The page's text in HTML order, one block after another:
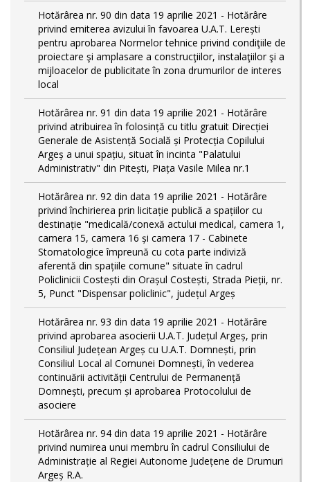
Hotărârea nr. 90 din data 19 aprilie 2021 - Hotărâre
privind emiterea avizului în favoarea U.A.T. Lerești
pentru aprobarea Normelor tehnice privind condiţiile de
proiectare şi amplasare a construcţiilor, instalaţiilor şi a
mijloacelor de publicitate în zona drumurilor de interes
local
Hotărârea nr. 91 din data 19 aprilie 2021 - Hotărâre
privind atribuirea în folosință cu titlu gratuit Direcției
Generale de Asistență Socială și Protecția Copilului
Argeș a unui spațiu, situat în incinta "Palatului
Administrativ" din Pitești, Piața Vasile Milea nr.1
Hotărârea nr. 92 din data 19 aprilie 2021 - Hotărâre
privind închirierea prin licitație publică a spațiilor cu
destinație "medicală/conexă actului medical, camera 1,
camera 15, camera 16 și camera 17 - Cabinete
Stomatologice împreună cu cota parte indiviză
aferentă din spațiile comune" situate în cadrul
Policlinicii Costești din Orașul Costești, Strada Pieții, nr.
5, Punct "Dispensar policlinic", județul Argeș
Hotărârea nr. 93 din data 19 aprilie 2021 - Hotărâre
privind aprobarea asocierii U.A.T. Județul Argeș, prin
Consiliul Județean Argeș cu U.A.T. Domnești, prin
Consiliul Local al Comunei Domnești, în vederea
continuării activității Centrului de Permanență
Domnești, precum și aprobarea Protocolului de
asociere
Hotărârea nr. 94 din data 19 aprilie 2021 - Hotărâre
privind numirea unui membru în cadrul Consiliului de
Administrație al Regiei Autonome Județene de Drumuri
Argeș R.A.